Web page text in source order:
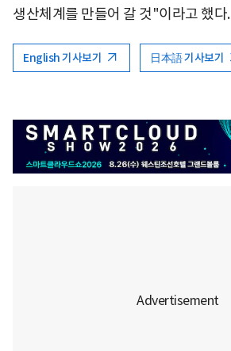
생산체계를 만들어 갈 것"이라고 했다.
English 기사보기 日本語 기사보기